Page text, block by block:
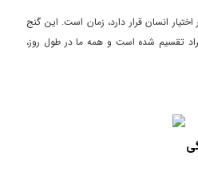
انسان قرار دارد، زمان است. این گنج
تقسیم شده است و همه ما در طول روز،